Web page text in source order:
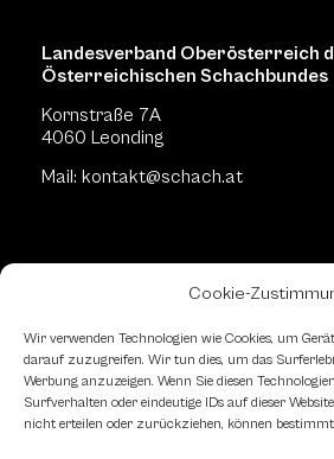
Cookie-
Wir verwenden Technologien wie Cookies, um
darauf zuzugreifen. Wir tun dies, um das
Werbung anzuzeigen. Wenn Sie diesen
Surfverhalten oder eindeutige IDs auf dieser
nicht erteilen oder zurückziehen, können
Landesverband Oberösterreich
Österreichischen Schachbundes
Kornstraße 7A
4060 Leonding
Mail: kontakt@schach.at